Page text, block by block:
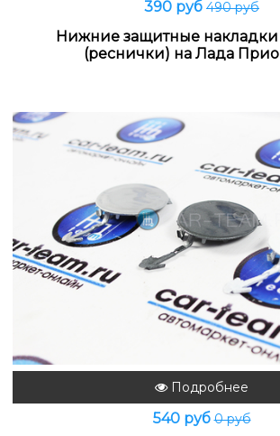
390 руб 490 руб
Нижние защитные
(реснички) на Лада
Подробнее
540 руб0 руб